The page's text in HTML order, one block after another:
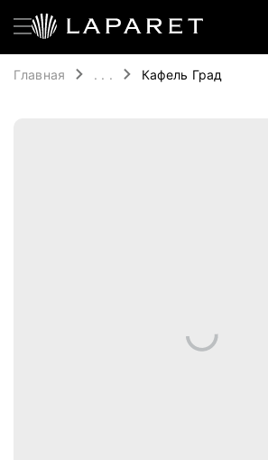
Главная . . . Кафель Град